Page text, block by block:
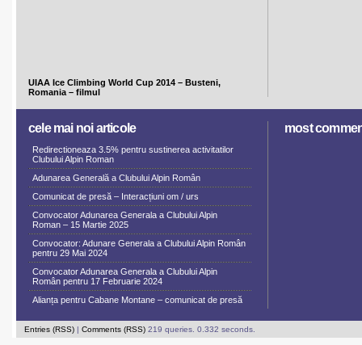
UIAA Ice Climbing World Cup 2014 – Busteni,
Romania – filmul
cele mai noi articole
Redirectioneaza 3.5% pentru sustinerea activitatilor
Clubului Alpin Roman
Adunarea Generală a Clubului Alpin Român
Comunicat de presă – Interacțiuni om / urs
Convocator Adunarea Generala a Clubului Alpin
Roman – 15 Martie 2025
Convocator: Adunare Generala a Clubului Alpin Român
pentru 29 Mai 2024
Convocator Adunarea Generala a Clubului Alpin
Român pentru 17 Februarie 2024
Alianța pentru Cabane Montane – comunicat de presă
most
Entries (RSS) | Comments (RSS) 219 queries. 0.332 seconds.